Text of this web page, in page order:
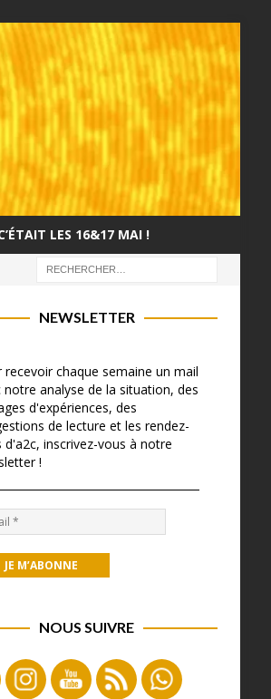
LES 16&17 MAI !
NEWSLETTER
recevoir chaque semaine un mail
notre analyse de la situation, des
d'expériences, des
de lecture et les rendez-
d'a2c, inscrivez-vous à notre
!
NOUS SUIVRE